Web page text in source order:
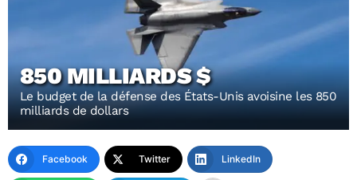
850 MILLIARDS $
Le budget de la défense des États-Unis avoisine les 850
milliards de dollars
Facebook Twitter LinkedIn